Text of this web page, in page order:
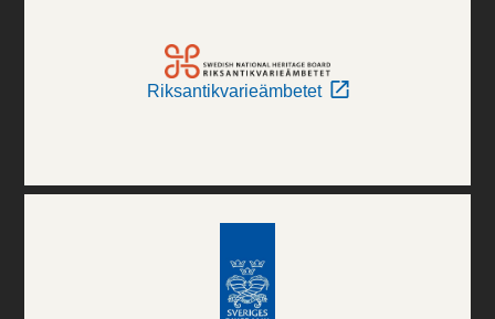
Riksantikvarieämbetet